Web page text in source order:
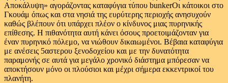
Αποκάλυψη» αγοράζοντας καταφύγια τύπου bunkerΟι κάτοικοι στο
Γκουάμ όπως και στα νησιά της ευρύτερης περιοχής ανησυχούν
καθώς βλέπουν ότι υπάρχει πλέον ο κίνδυνος μιας πυρηνικής
επίθεσης. Η πιθανότητα αυτή κάνει όσους προετοιμάζονταν για
έναν πυρηνικό πόλεμο, να νιώθουν δικαιωμένοι. Βέβαια καταφύγια
με ανέσεις 5αστερου ξενοδοχείου και με την δυνατότητα
παραμονής σε αυτά για μεγάλο χρονικό διάστημα μπόρεσαν να
αποκτήσουν μόνο οι πλούσιοι και μέχρι σήμερα εκκεντρικοί του
πλανήτη.